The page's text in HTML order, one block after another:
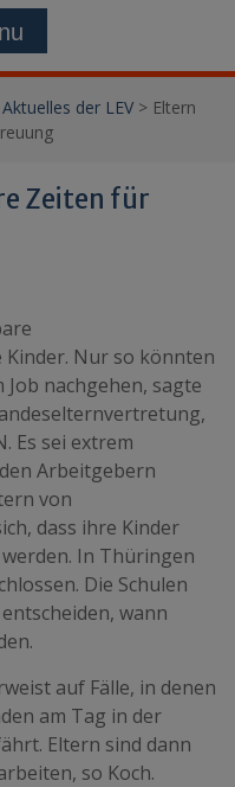
Aktuelles der LEV > Eltern
Zeiten für
Nur so könnten
nachgehen, sagte
Es sei extrem
Arbeitgebern
von
dass ihre Kinder
In Thüringen
Die Schulen
wann
auf Fälle, in denen
am Tag in der
Eltern sind dann
so Koch.